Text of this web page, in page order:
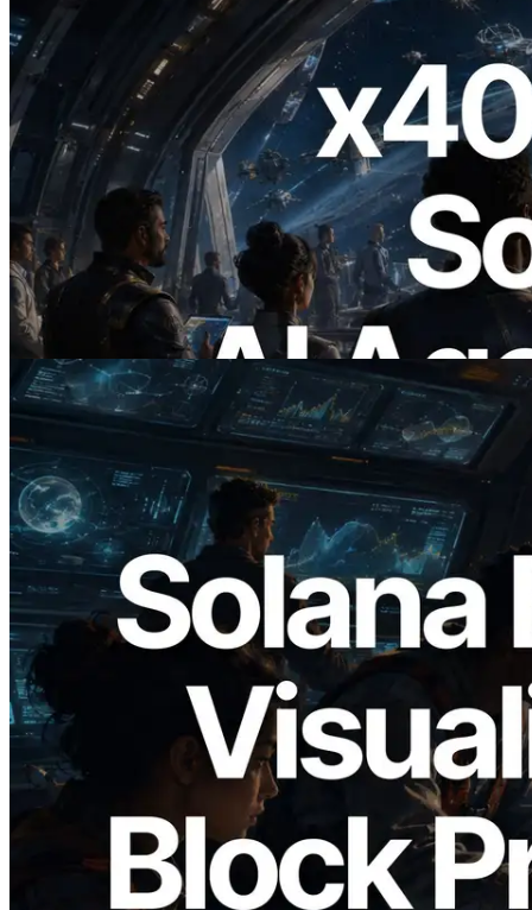
2026.07.04
ERPC Meluncurkan Solana RPC
Berbasis x402 — Era AI Agent
Membayar API yang Dibutuhkan Secara
On Demand
Baca artikel ini
2026.05.24
Validators Solutions Meluncurkan Solana
Block Analyzer — Memvisualisasikan
Waktu Produksi Blok per Slot dan
Validator yang Ditugaskan